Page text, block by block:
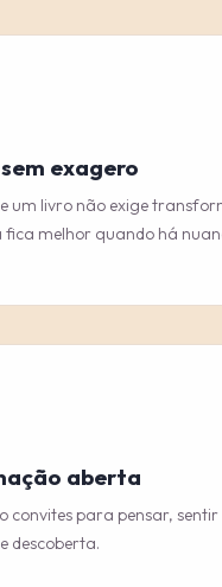
exagero
um livro não exige
fica melhor quando há
aberta
convites para pensar,
descoberta.